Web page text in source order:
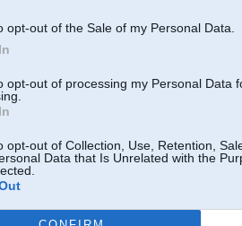
opt-out of the Sale of my Personal Data.
opt-out of processing my Personal Data
opt-out of Collection, Use, Retention,
Data that Is Unrelated with the
tur nav probleema motorinjaa, bet
(mehanisma) buxes, sasmerejot visu
man e23 bijaa taada probleema peec
diagnostika, elektronikas remonts &